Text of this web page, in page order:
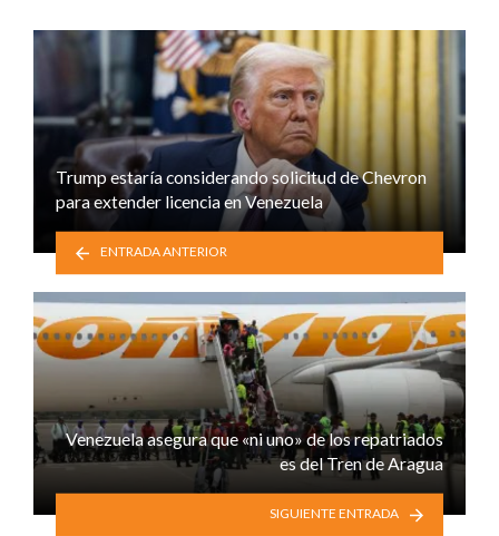
Trump estaría considerando solicitud de Chevron
para extender licencia en Venezuela
ENTRADA ANTERIOR
Venezuela asegura que «ni uno» de los repatriados
es del Tren de Aragua
SIGUIENTE ENTRADA